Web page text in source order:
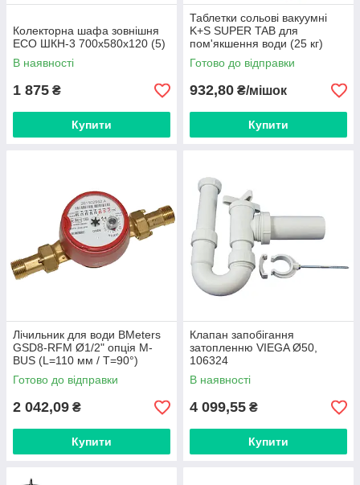
Колекторна шафа зовнішня
ECO ШКН-3 700x580x120 (5)
В наявності
1 875 ₴
Купити
Таблетки сольові вакуумні
K+S SUPER TAB для
пом'якшення води (25 кг)
53793
Готово до відправки
932,80 ₴/мішок
Купити
Лічильник для води BMeters
GSD8-RFM Ø1/2" опція M-
BUS (L=110 мм / T=90°)
8MA00C12CSCMVS
Готово до відправки
2 042,09 ₴
Купити
Клапан запобігання
затопленню VIEGA Ø50,
106324
В наявності
4 099,55 ₴
Купити